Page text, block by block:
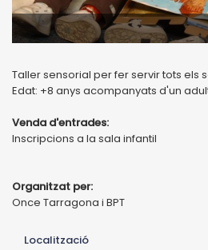
Taller sensorial per fer servir tots els
Edat: +8 anys acompanyats d'un
Venda d'entrades:
Inscripcions a la sala infantil
Organitzat per:
Once Tarragona i BPT
Localització